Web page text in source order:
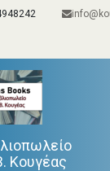
Κουγέας